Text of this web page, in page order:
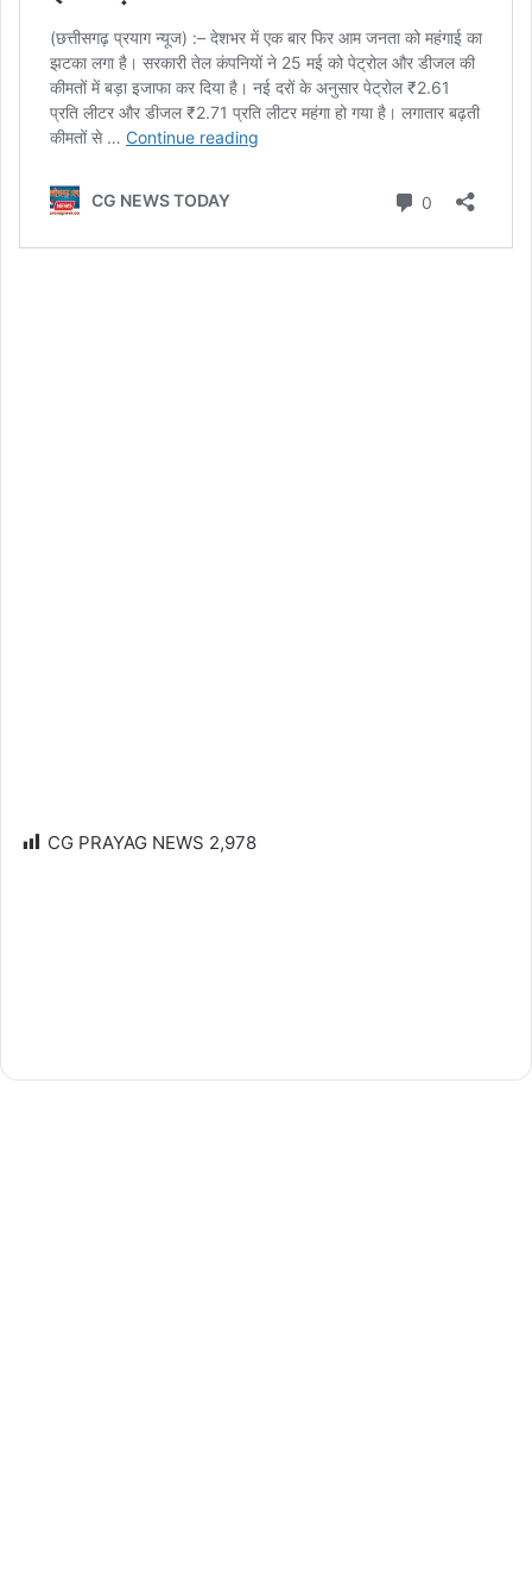
CG PRAYAG NEWS 2,978